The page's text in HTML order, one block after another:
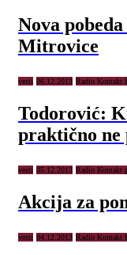
Nova
Mitrovice
vesti 06.12.2013 Radio Kontakt
Todorović:
praktično ne
vesti 05.12.2013 Radio Kontakt
Akcija za
vesti 04.12.2013 Radio Kontakt